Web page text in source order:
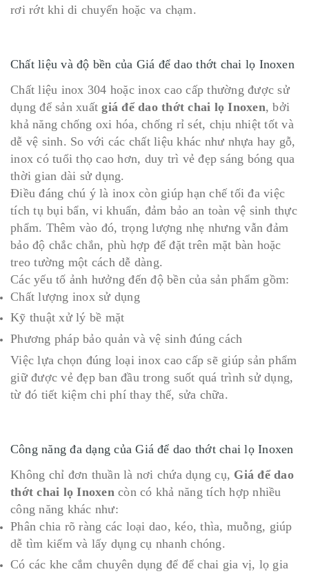
rơi rớt khi di chuyển hoặc va chạm.
Chất liệu và độ bền của Giá để dao thớt chai lọ Inoxen
Chất liệu inox 304 hoặc inox cao cấp thường được sử
dụng để sản xuấtgiá để dao thớt chai lọ Inoxen, bởi
khả năng chống oxi hóa, chống rỉ sét, chịu nhiệt tốt và
dễ vệ sinh. So với các chất liệu khác như nhựa hay gỗ,
inox có tuổi thọ cao hơn, duy trì vẻ đẹp sáng bóng qua
thời gian dài sử dụng.
Điều đáng chú ý là inox còn giúp hạn chế tối đa việc
tích tụ bụi bẩn, vi khuẩn, đảm bảo an toàn vệ sinh thực
phẩm. Thêm vào đó, trọng lượng nhẹ nhưng vẫn đảm
bảo độ chắc chắn, phù hợp để đặt trên mặt bàn hoặc
treo tường một cách dễ dàng.
Các yếu tố ảnh hưởng đến độ bền của sản phẩm gồm:
Chất lượng inox sử dụng
Kỹ thuật xử lý bề mặt
Phương pháp bảo quản và vệ sinh đúng cách
Việc lựa chọn đúng loại inox cao cấp sẽ giúp sản phẩm
giữ được vẻ đẹp ban đầu trong suốt quá trình sử dụng,
từ đó tiết kiệm chi phí thay thế, sửa chữa.
Công năng đa dạng của Giá để dao thớt chai lọ Inoxen
Không chỉ đơn thuần là nơi chứa dụng cụ, Giá để dao
thớt chai lọ Inoxen còn có khả năng tích hợp nhiều
công năng khác như:
Phân chia rõ ràng các loại dao, kéo, thìa, muỗng, giúp
dễ tìm kiếm và lấy dụng cụ nhanh chóng.
Có các khe cắm chuyên dụng để để chai gia vị, lọ gia